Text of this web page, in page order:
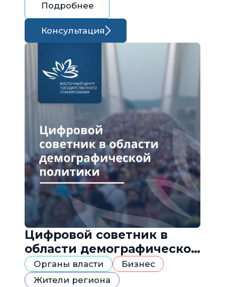
Подробнее
Консультация
Цифровой советник в
области демографической
политики
Органы власти
Бизнес
Жители региона